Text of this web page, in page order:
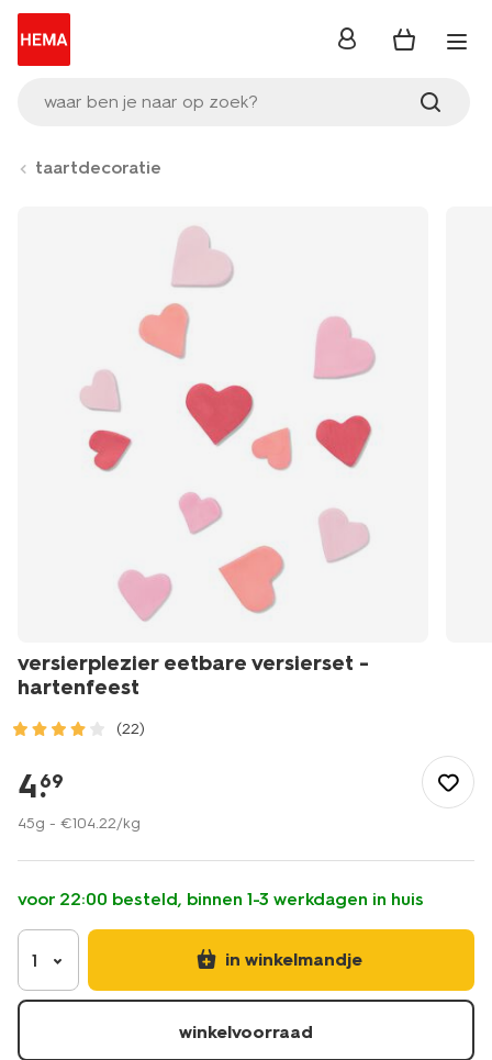
waar ben je naar op zoek?
inloggen
taartdecoratie
versierplezier eetbare versierset -
hartenfeest
(22)
tafelen/bakken/taartdecoratie/versierplezier-
eetbare-
versierset-
-
10280044.html
4.
69
45g - €104.22/kg
voor 22:00 besteld, binnen 1-3 werkdagen in huis
1 in winkelmandje
winkelvoorraad